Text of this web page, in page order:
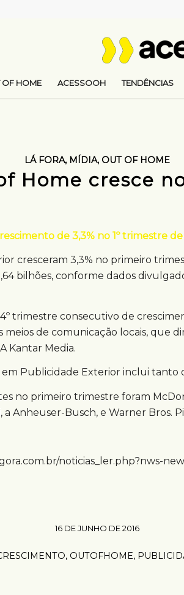
OF HOME ACESSOOH TENDÊNCIAS
LÁ FORA, MÍDIA, OUT OF HOME
Home cresce
de 3,3% no 1º trimestre de
cresceram 3,3% no primeiro
bilhões, conforme dados
trimestre consecutivo de
meios de comunicação locais, que
Kantar Media.
Publicidade Exterior inclui tanto
no primeiro trimestre foram
a Anheuser-Busch, e Warner Bros.
noticias_ler.php?nws-
16 DE JUNHO DE 2016
, OUTOFHOME,